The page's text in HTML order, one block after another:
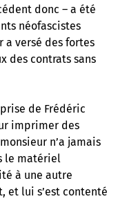
donc – a été
néofascistes
a versé des fortes
des contrats sans
de Frédéric
imprimer des
n’a jamais
le matériel
à une autre
lui s’est contenté